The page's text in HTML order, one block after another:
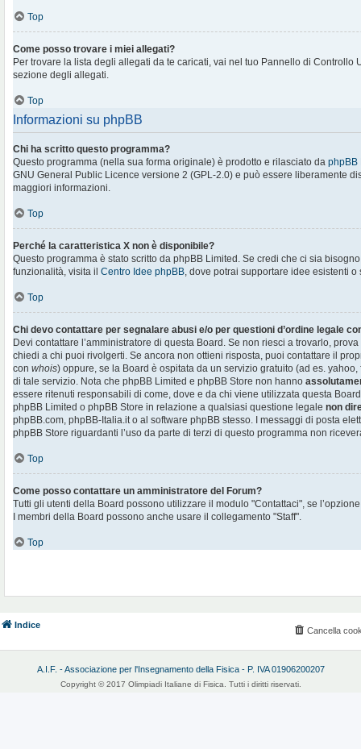
Top
Come posso trovare i miei allegati?
Per trovare la lista degli allegati da te caricati, vai nel tuo Pannello di Controllo
sezione degli allegati.
Top
Informazioni su phpBB
Chi ha scritto questo programma?
Questo programma (nella sua forma originale) è prodotto e rilasciato da phpBB
GNU General Public Licence versione 2 (GPL-2.0) e può essere liberamente
maggiori informazioni.
Top
Perché la caratteristica X non è disponibile?
Questo programma è stato scritto da phpBB Limited. Se credi che ci sia
funzionalità, visita il Centro Idee phpBB, dove potrai supportare idee esistenti
Top
Chi devo contattare per segnalare abusi e/o per questioni d’ordine legale
Devi contattare l’amministratore di questa Board. Se non riesci a trovarlo,
chiedi a chi puoi rivolgerti. Se ancora non ottieni risposta, puoi contattare il
con whois) oppure, se la Board è ospitata da un servizio gratuito (ad es. yahoo,
di tale servizio. Nota che phpBB Limited e phpBB Store non hanno
essere ritenuti responsabili di come, dove e da chi viene utilizzata questa
phpBB Limited o phpBB Store in relazione a qualsiasi questione legale non
phpBB.com, phpBB-Italia.it o al software phpBB stesso. I messaggi di posta
phpBB Store riguardanti l’uso da parte di terzi di questo programma non
Top
Come posso contattare un amministratore del Forum?
Tutti gli utenti della Board possono utilizzare il modulo "Contattaci", se
I membri della Board possono anche usare il collegamento "Staff".
Top
Indice
Cancella
A.I.F. - Associazione per l'Insegnamento della Fisica - P. IVA 01906200207
Copyright © 2017 Olimpiadi Italiane di Fisica. Tutti i diritti riservati.